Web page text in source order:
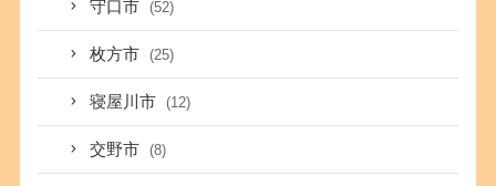
守口市 (52)
枚方市 (25)
寝屋川市 (12)
交野市 (8)